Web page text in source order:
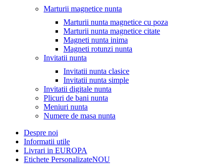
Marturii magnetice nunta
Marturii nunta magnetice cu poza
Marturii nunta magnetice citate
Magneti nunta inima
Magneti rotunzi nunta
Invitatii nunta
Invitatii nunta clasice
Invitatii nunta simple
Invitatii digitale nunta
Plicuri de bani nunta
Meniuri nunta
Numere de masa nunta
Despre noi
Informatii utile
Livrari in EUROPA
Etichete PersonalizateNOU